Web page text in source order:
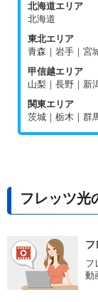
北海道エリア
北海道
東北エリア
青森｜岩手｜宮
甲信越エリア
山梨｜長野｜新
関東エリア
茨城｜栃木｜群
フレッツ光
フ
フ
動